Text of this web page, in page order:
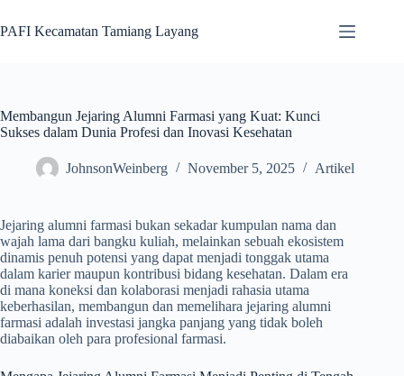
to
content
PAFI Kecamatan Tamiang Layang
Membangun Jejaring Alumni Farmasi yang Kuat: Kunci
Sukses dalam Dunia Profesi dan Inovasi Kesehatan
JohnsonWeinberg November 5, 2025 Artikel
Jejaring alumni farmasi bukan sekadar kumpulan nama dan
wajah lama dari bangku kuliah, melainkan sebuah ekosistem
dinamis penuh potensi yang dapat menjadi tonggak utama
dalam karier maupun kontribusi bidang kesehatan. Dalam era
di mana koneksi dan kolaborasi menjadi rahasia utama
keberhasilan, membangun dan memelihara jejaring alumni
farmasi adalah investasi jangka panjang yang tidak boleh
diabaikan oleh para profesional farmasi.